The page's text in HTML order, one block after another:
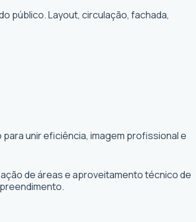
público. Layout, circulação, fachada,
unir eficiência, imagem profissional e
de áreas e aproveitamento técnico de